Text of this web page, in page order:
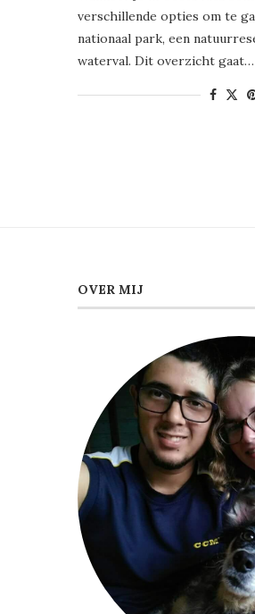
verschillende opties om te
nationaal park, een
waterval. Dit overzicht gaat…
OVER MIJ